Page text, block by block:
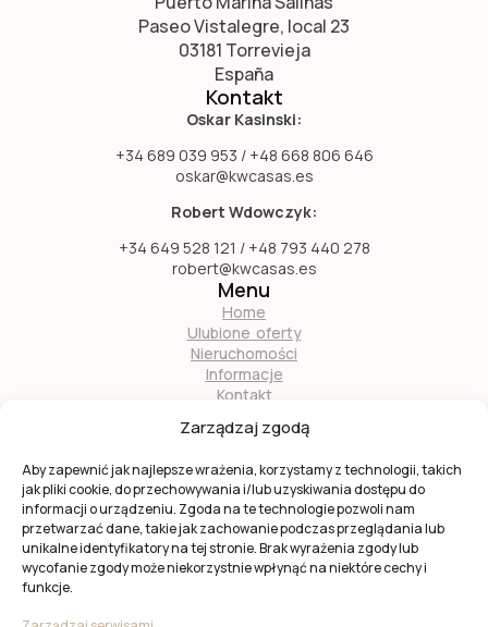
Zarządzaj zgodą
Aby zapewnić jak najlepsze wrażenia, korzystamy z technologii, takich
jak pliki cookie, do przechowywania i/lub uzyskiwania dostępu do
informacji o urządzeniu. Zgoda na te technologie pozwoli nam
przetwarzać dane, takie jak zachowanie podczas przeglądania lub
unikalne identyfikatory na tej stronie. Brak wyrażenia zgody lub
wycofanie zgody może niekorzystnie wpłynąć na niektóre cechy i
funkcje.
Paseo Vistalegre, local 23
03181 Torrevieja
España
Kontakt
Oskar Kasinski:
+34 689 039 953 / +48 668 806 646
oskar@kwcasas.es
Robert Wdowczyk:
+34 649 528 121 / +48 793 440 278
robert@kwcasas.es
Menu
Home
Ulubione oferty
Nieruchomości
Informacje
Kontakt
Zostań naszym partnerem
Ta strona jest chroniona przez